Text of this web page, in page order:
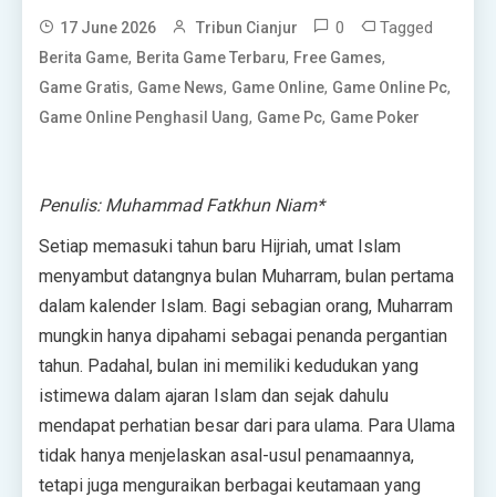
17 June 2026 Tribun Cianjur 0 Tagged
Berita Game, Berita Game Terbaru, Free Games,
Game Gratis, Game News, Game Online, Game Online Pc,
Game Online Penghasil Uang, Game Pc, Game Poker
Penulis: Muhammad Fatkhun Niam*
Setiap memasuki tahun baru Hijriah, umat Islam
menyambut datangnya bulan Muharram, bulan pertama
dalam kalender Islam. Bagi sebagian orang, Muharram
mungkin hanya dipahami sebagai penanda pergantian
tahun. Padahal, bulan ini memiliki kedudukan yang
istimewa dalam ajaran Islam dan sejak dahulu
mendapat perhatian besar dari para ulama. Para Ulama
tidak hanya menjelaskan asal-usul penamaannya,
tetapi juga menguraikan berbagai keutamaan yang